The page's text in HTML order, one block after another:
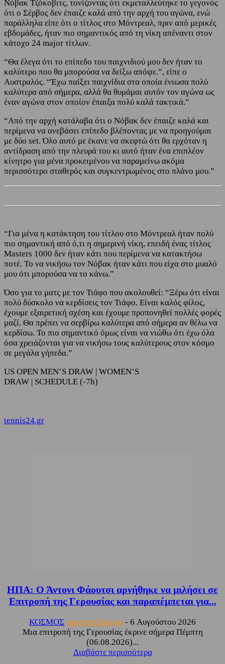
Νόβακ Τζόκοβιτς, τονίζοντας ότι εκμεταλλεύτηκε το γεγονός
ότι ο Σέρβος δεν έπαιζε καλά από την αρχή του αγώνα, ενώ
παράλληλα είπε ότι ο τίτλος στο Μόντρεαλ, πριν από μερικές
εβδομάδες, ήταν πιο σημαντικός από τη νίκη απέναντι στον
κάτοχο 24 major τίτλων.
“Θα έλεγα ότι το επίπεδο του παιχνιδιού μου δεν ήταν το
καλύτερο που θα μπορούσα να δείξω απόψε.”, είπε ο
Αυστραλός. “Έχω παίξει παιχνίδια στα οποία ένιωσα πολύ
καλύτερα από σήμερα, αλλά θα θυμάμαι αυτόν τον αγώνα ως
έναν αγώνα στον οποίον έπαιξα πολύ καλά τακτικά.”
“Από την αρχή κατάλαβα ότι ο Νόβακ δεν έπαιζε καλά και
περίμενα να ανεβάσει επίπεδο βλέποντας με να προηγούμαι
με δύο set. Όλο αυτό με έκανε να σκεφτώ ότι θα ερχόταν η
αντίδραση από την πλευρά του κι αυτό ήταν ένα επιπλέον
κίνητρο για μένα προκειμένου να παραμείνω ακόμα
περισσότερο σταθερός και συγκεντρωμένος στο πλάνο μου.”
“Για μένα η κατάκτηση του τίτλου στο Μόντρεαλ ήταν πολύ
πιο σημαντική από ό,τι η σημερινή νίκη, επειδή ένας τίτλος
Masters 1000 δεν ήταν κάτι που περίμενα να κατακτήσω
ποτέ. Το να νικήσω τον Νόβακ ήταν κάτι που είχα στο μυαλό
μου ότι μπορούσα να το κάνω.”
Όσο για το ματς με τον Τιάφο που ακολουθεί: “Ξέρω ότι είναι
πολύ δύσκολο να κερδίσεις τον Τιάφο. Είναι καλός φίλος,
έχουμε εξαιρετική σχέση και έχουμε προπονηθεί πολλές φορές
μαζί. Θα πρέπει να σερβίρω καλύτερα από σήμερα αν θέλω να
κερδίσω. Το πιο σημαντικό όμως είναι να νιώθω ότι έχω όλα
όσα χρειάζονται για να νικήσω τους καλύτερους στον κόσμο
σε μεγάλα γήπεδα.”
US OPEN MEN’S DRAW | WOMEN’S
DRAW | SCHEDULE (-7h)
tennis24.gr
ΗΠΑ: Ο Άντονι Φάουτσι αρνήθηκε να μιλήσει σε
Επιτροπή της Γερουσίας και παραπέμπεται για...
ΚΟΣΜΟΣ sporting24news - 6 Αυγούστου 2026
Μια επιτροπή της Γερουσίας έκρινε σήμερα Πέμπτη
(06.08.2026)...
Διαβάστε περισσότερα